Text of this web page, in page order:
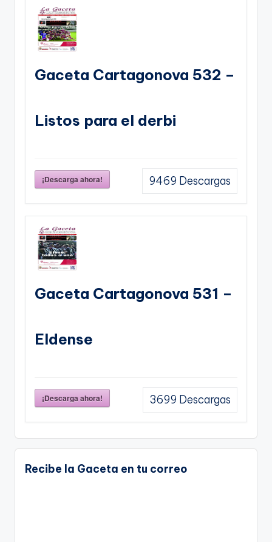
Gaceta Cartagonova 532 –
Listos para el derbi
¡Descarga ahora! 9469 Descargas
Gaceta Cartagonova 531 –
Eldense
¡Descarga ahora! 3699 Descargas
Recibe la Gaceta en tu correo